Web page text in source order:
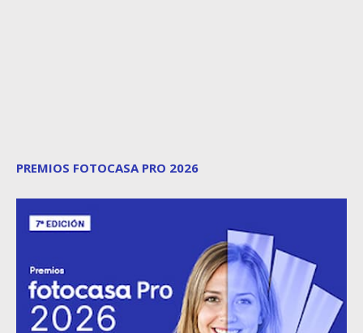
PREMIOS FOTOCASA PRO 2026